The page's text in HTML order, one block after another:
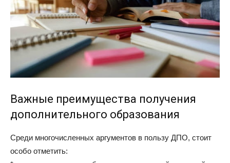
Важные преимущества получения
дополнительного образования
Среди многочисленных аргументов в пользу ДПО, стоит
особо отметить: